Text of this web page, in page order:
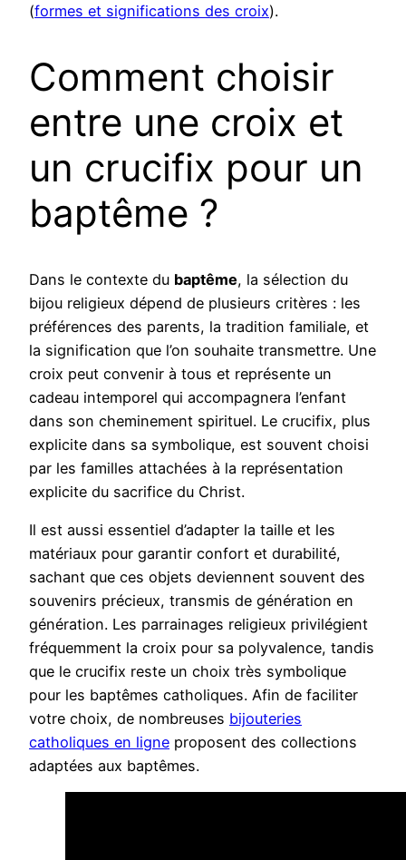
(formes et significations des croix).
Comment choisir
entre une croix et
un crucifix pour un
baptême ?
Dans le contexte du baptême, la sélection du
bijou religieux dépend de plusieurs critères : les
préférences des parents, la tradition familiale, et
la signification que l’on souhaite transmettre. Une
croix peut convenir à tous et représente un
cadeau intemporel qui accompagnera l’enfant
dans son cheminement spirituel. Le crucifix, plus
explicite dans sa symbolique, est souvent choisi
par les familles attachées à la représentation
explicite du sacrifice du Christ.
Il est aussi essentiel d’adapter la taille et les
matériaux pour garantir confort et durabilité,
sachant que ces objets deviennent souvent des
souvenirs précieux, transmis de génération en
génération. Les parrainages religieux privilégient
fréquemment la croix pour sa polyvalence, tandis
que le crucifix reste un choix très symbolique
pour les baptêmes catholiques. Afin de faciliter
votre choix, de nombreuses bijouteries
catholiques en ligne proposent des collections
adaptées aux baptêmes.